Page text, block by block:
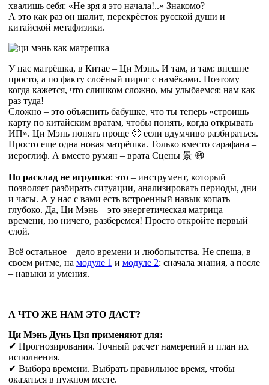
хвалишь себя: «Не зря я это начала!..» Знакомо?
А это как раз он шалит, перекрёсток русской души и
китайской метафизики.
У нас матрёшка, в Китае – Ци Мэнь. И там, и там: внешне
просто, а по факту слоёный пирог с намёками. Поэтому
когда кажется, что слишком сложно, мы улыбаемся: нам как
раз туда!
Сложно – это объяснить бабушке, что ты теперь «строишь
карту по китайским вратам, чтобы понять, когда открывать
ИП». Ци Мэнь понять проще 🙂 если вдумчиво разбираться.
Просто еще одна новая матрёшка. Только вместо сарафана –
иероглиф. А вместо румян – врата Сцены 景 😄
Но расклад не игрушка: это – инструмент, который
позволяет разбирать ситуации, анализировать периоды, дни
и часы. А у нас с вами есть встроенный навык копать
глубоко. Да, Ци Мэнь – это энергетическая матрица
времени, но ничего, разберемся! Просто откройте первый
слой.
Всё остальное – дело времени и любопытства. Не спеша, в
своем ритме, на модуле 1 и модуле 2: сначала знания, а после
– навыки и умения.
А ЧТО ЖЕ НАМ ЭТО ДАСТ?
Ци Мэнь Дунь Цзя применяют для:
✔ Прогнозирования. Точный расчет намерений и план их
исполнения.
✔ Выбора времени. Выбрать правильное время, чтобы
оказаться в нужном месте.